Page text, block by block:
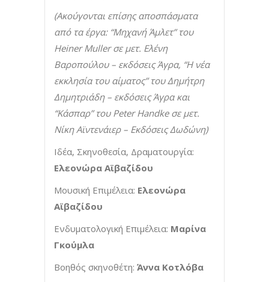
(Ακούγονται επίσης αποσπάσματα
από τα έργα: “Μηχανή Άμλετ” του
Heiner Mullerσε μετ. Ελένη
Βαροπούλου – εκδόσεις Άγρα, “Η νέα
εκκλησία του αίματος” του Δημήτρη
Δημητριάδη – εκδόσεις Άγρα και
“Κάσπαρ” του Peter Handkeσε μετ.
Νίκη Αϊντενάιερ – Εκδόσεις Δωδώνη)
Ιδέα, Σκηνοθεσία, Δραματουργία:
Ελεονώρα Αϊβαζίδου
Μουσική Επιμέλεια: Ελεονώρα
Αϊβαζίδου
Ενδυματολογική Επιμέλεια: Μαρίνα
Γκούμλα
Βοηθός σκηνοθέτη: Άννα Κοτλόβα